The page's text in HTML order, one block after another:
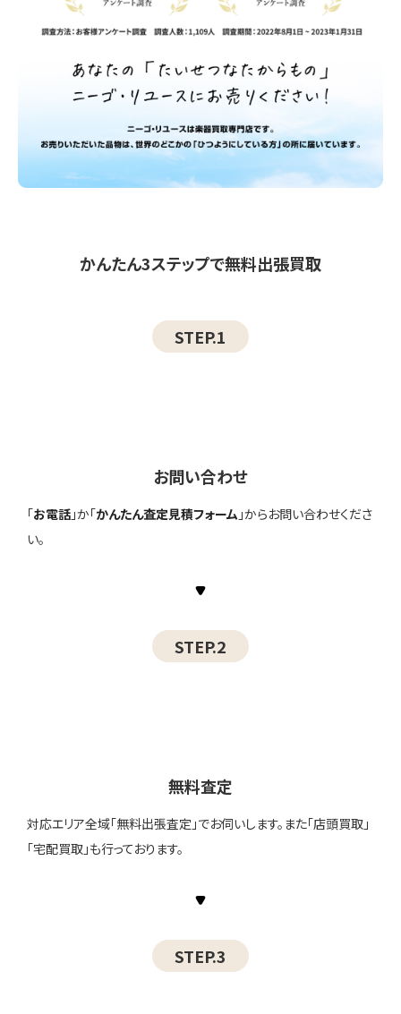
かんたん3ステップで無料出張買取
STEP.1
お問い合わせ
「お電話 」か「かんたん査定見積フォーム 」からお問い合わせくださ
い。
STEP.2
無料査定
対応エリア全域「無料出張査定」でお伺いします。また「店頭買取」
「宅配買取」も行っております。
STEP.3